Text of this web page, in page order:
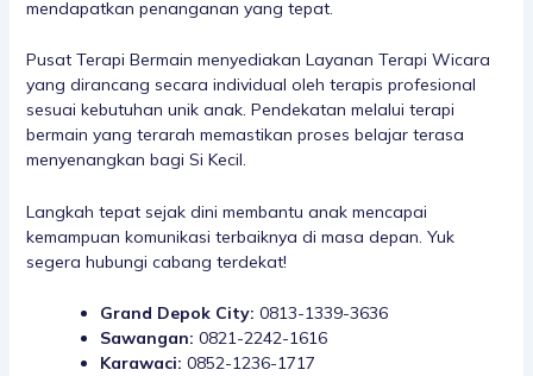
mendapatkan penanganan yang tepat.
Pusat Terapi Bermain menyediakan Layanan Terapi Wicara
yang dirancang secara individual oleh terapis profesional
sesuai kebutuhan unik anak. Pendekatan melalui terapi
bermain yang terarah memastikan proses belajar terasa
menyenangkan bagi Si Kecil.
Langkah tepat sejak dini membantu anak mencapai
kemampuan komunikasi terbaiknya di masa depan. Yuk
segera hubungi cabang terdekat!
Grand Depok City: 0813-1339-3636
Sawangan: 0821-2242-1616
Karawaci: 0852-1236-1717